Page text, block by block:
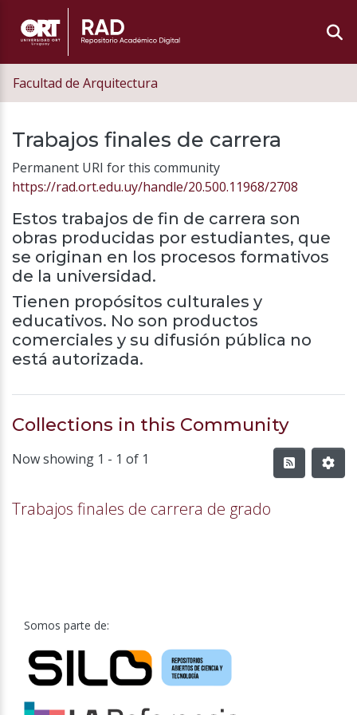
Facultad de Arquitectura
Trabajos finales de carrera
Permanent URI for this community
https://rad.ort.edu.uy/handle/20.500.11968/2708
Estos trabajos de fin de carrera son
obras producidas por estudiantes, que
se originan en los procesos formativos
de la universidad.
Tienen propósitos culturales y
educativos. No son productos
comerciales y su difusión pública no
está autorizada.
Collections in this Community
Now showing 1 - 1 of 1
Trabajos finales de carrera de grado
Somos parte de: